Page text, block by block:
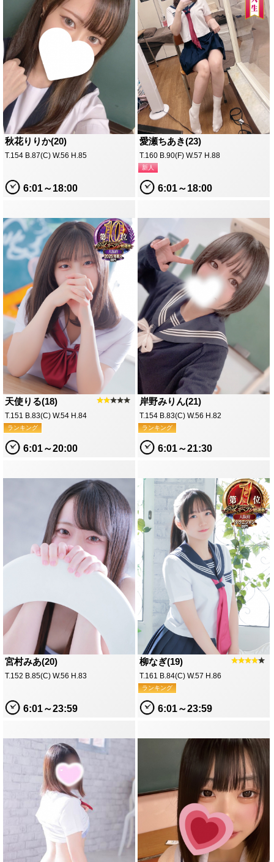
秋花りりか(20)
T.154 B.87(C) W.56 H.85
6:01～18:00
愛瀬ちあき(23)
T.160 B.90(F) W.57 H.88
新人
6:01～18:00
天使りる(18) ★★★★★
T.151 B.83(C) W.54 H.84
ランキング
6:01～20:00
岸野みりん(21)
T.154 B.83(C) W.56 H.82
ランキング
6:01～21:30
宮村みあ(20)
T.152 B.85(C) W.56 H.83
6:01～23:59
柳なぎ(19) ★★★★★
T.161 B.84(C) W.57 H.86
ランキング
6:01～23:59